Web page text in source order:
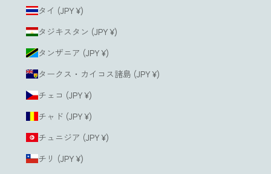
タイ (JPY ¥)
タジキスタン (JPY ¥)
タンザニア (JPY ¥)
タークス・カイコス諸島 (JPY ¥)
チェコ (JPY ¥)
チャド (JPY ¥)
チュニジア (JPY ¥)
チリ (JPY ¥)